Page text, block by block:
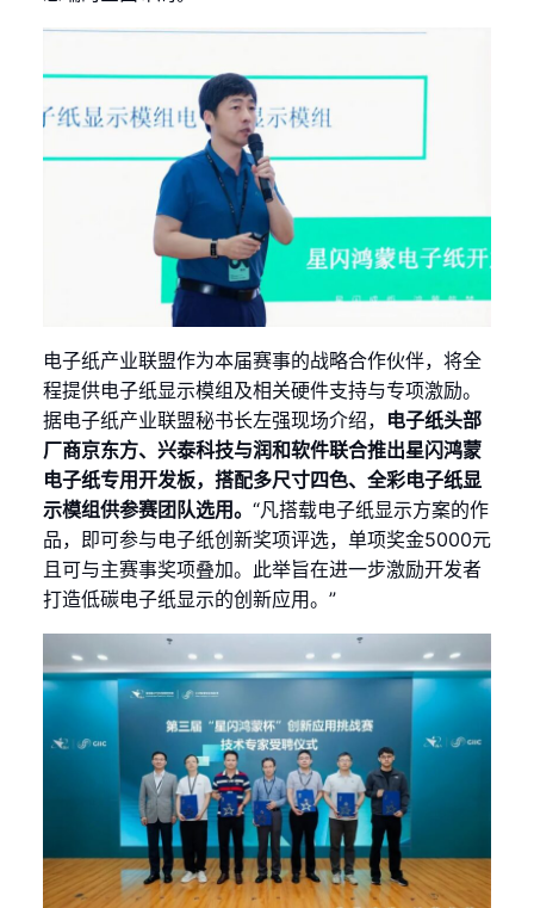
电子纸产业联盟作为本届赛事的战略合作伙伴，将全
程提供电子纸显示模组及相关硬件支持与专项激励。
据电子纸产业联盟秘书长左强现场介绍， 电子纸头部
厂商京东方、兴泰科技与润和软件联合推出星闪鸿蒙
电子纸专用开发板，搭配多尺寸四色、全彩电子纸显
示模组供参赛团队选用。 “凡搭载电子纸显示方案的作
品，即可参与电子纸创新奖项评选，单项奖金5000元
且可与主赛事奖项叠加。此举旨在进一步激励开发者
打造低碳电子纸显示的创新应用。”